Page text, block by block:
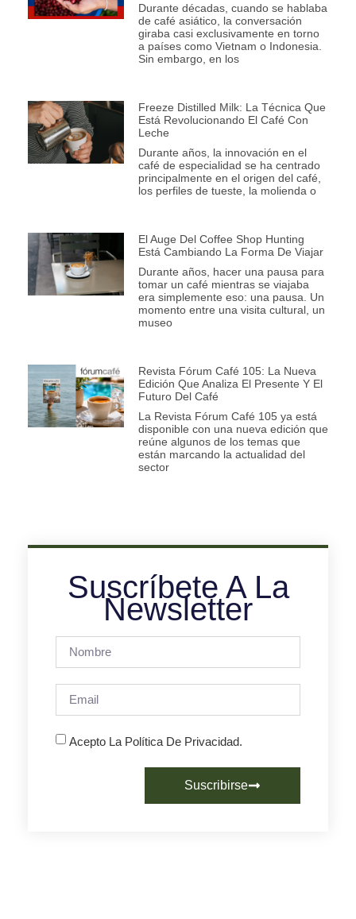
Durante décadas, cuando se hablaba
de café asiático, la conversación
giraba casi exclusivamente en torno
a países como Vietnam o Indonesia.
Sin embargo, en los
Freeze Distilled Milk: La Técnica Que
Está Revolucionando El Café Con
Leche
Durante años, la innovación en el
café de especialidad se ha centrado
principalmente en el origen del café,
los perfiles de tueste, la molienda o
El Auge Del Coffee Shop Hunting
Está Cambiando La Forma De Viajar
Durante años, hacer una pausa para
tomar un café mientras se viajaba
era simplemente eso: una pausa. Un
momento entre una visita cultural, un
museo
Revista Fórum Café 105: La Nueva
Edición Que Analiza El Presente Y El
Futuro Del Café
La Revista Fórum Café 105 ya está
disponible con una nueva edición que
reúne algunos de los temas que
están marcando la actualidad del
sector
Suscríbete A La
Newsletter
Acepto La Política De Privacidad.
Suscribirse